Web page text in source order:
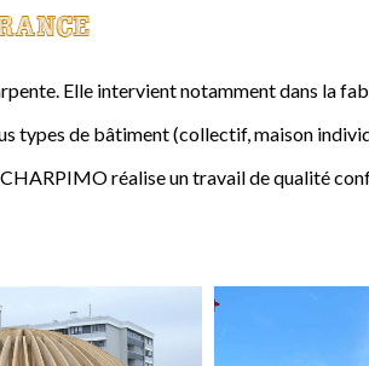
Elle intervient notamment dans la
types de bâtiment (collectif, maison
réalise un travail de qualité